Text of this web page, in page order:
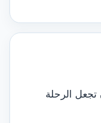
الرحلة